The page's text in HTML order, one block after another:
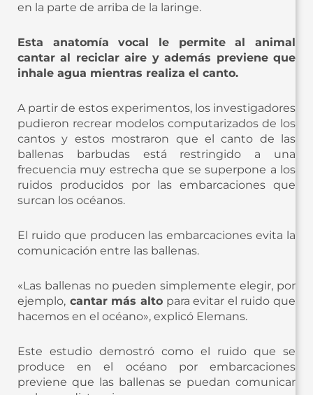
en la parte de arriba de la laringe.
Esta anatomía vocal le permite al animal
cantar al reciclar aire y además previene que
inhale agua mientras realiza el canto.
A partir de estos experimentos, los investigadores
pudieron recrear modelos computarizados de los
cantos y estos mostraron que el canto de las
ballenas barbudas está restringido a una
frecuencia muy estrecha que se superpone a los
ruidos producidos por las embarcaciones que
surcan los océanos.
El ruido que producen las embarcaciones evita la
comunicación entre las ballenas.
«Las ballenas no pueden simplemente elegir, por
ejemplo, cantar más altopara evitar el ruido que
hacemos en el océano», explicó Elemans.
Este estudio demostró como el ruido que se
produce en el océano por embarcaciones
previene que las ballenas se puedan comunicar